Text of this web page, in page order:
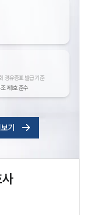
경유증표 발급 기준
제1호 준수
기